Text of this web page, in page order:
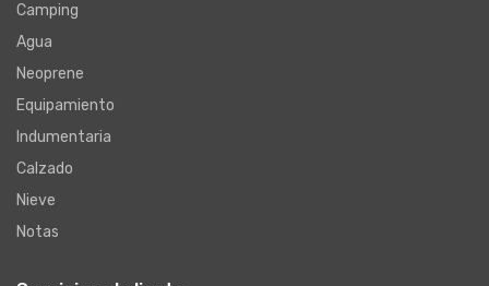
Camping
Agua
Neoprene
Equipamiento
Indumentaria
Calzado
Nieve
Notas